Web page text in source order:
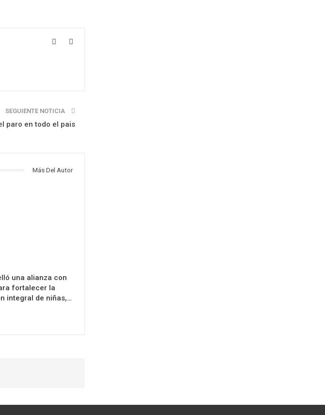
SEGUIENTE NOTICIA
paro en todo el pais
Más Del Autor
una alianza con
fortalecer la
integral de niñas,…